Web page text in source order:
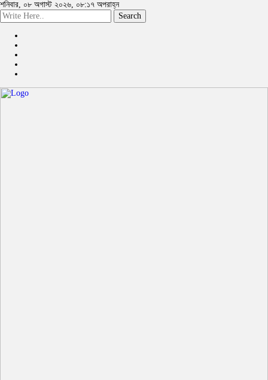
শনিবার, ০৮ অগাস্ট ২০২৬, ০৮:১৭ অপরাহ্ন
Search